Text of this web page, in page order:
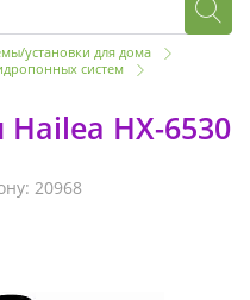
установки для дома
систем
HX-6530
20968